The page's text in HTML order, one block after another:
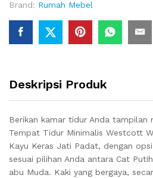
Brand: Rumah Mebel
Deskripsi Produk
Berikan kamar tidur Anda tampilan
Tempat Tidur Minimalis Westcott
Kayu Keras Jati Padat, dengan
sesuai pilihan Anda antara Cat
abu Muda. Kaki yang bergaya,